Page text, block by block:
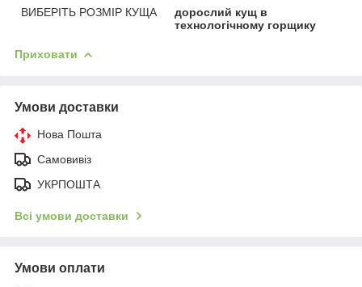
ВИБЕРІТЬ РОЗМІР КУЩА
дорослий кущ в
технологічному горщику
Приховати
Умови доставки
Нова Пошта
Самовивіз
УКРПОШТА
Всі умови доставки
Умови оплати